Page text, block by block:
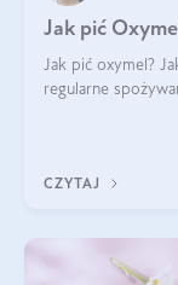
Jak pić
Jak pić oxymel?
regularne
CZYTAJ